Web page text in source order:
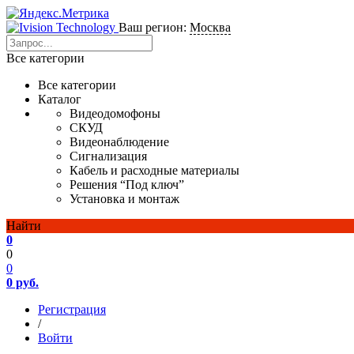
Ваш регион: Москва
Все категории
Все категории
Каталог
Видеодомофоны
СКУД
Видеонаблюдение
Сигнализация
Кабель и расходные материалы
Решения “Под ключ”
Установка и монтаж
Найти
0
0
0
0 руб.
Регистрация
/
Войти